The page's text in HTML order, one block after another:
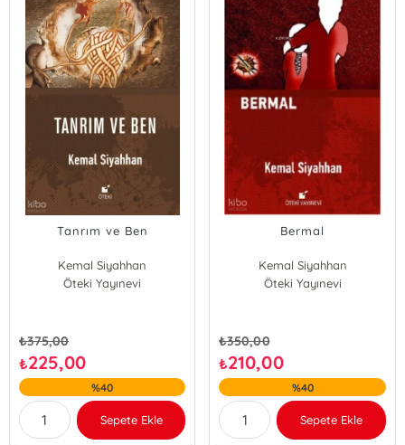
Tanrım ve Ben
Kemal Siyahhan
Öteki Yayınevi
₺375,00
₺225,00
%40
Sepete Ekle
Bermal
Kemal Siyahhan
Öteki Yayınevi
₺350,00
₺210,00
%40
Sepete Ekle